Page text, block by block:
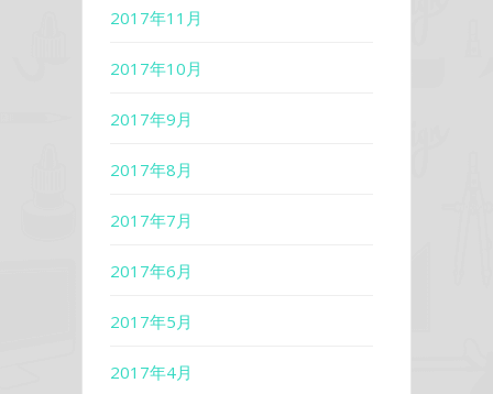
2017年11月
2017年10月
2017年9月
2017年8月
2017年7月
2017年6月
2017年5月
2017年4月